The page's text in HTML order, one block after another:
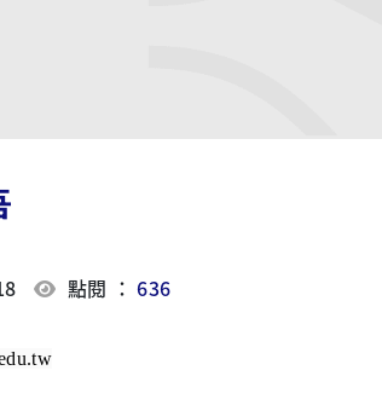
點閱 ：636